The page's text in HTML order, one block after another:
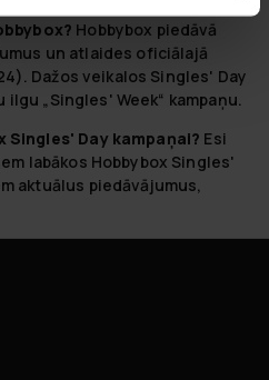
Hobbybox piedāvā
un atlaides oficiālajā
Dažos veikalos Singles' Day
„Singles' Week“ kampaņu.
Day kampaņai? Esi
labākos Hobbybox Singles'
aktuālus piedāvājumus,